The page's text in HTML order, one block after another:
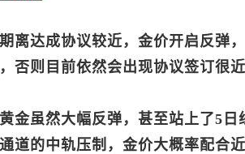
离达成协议较近，金价开启反弹
否则目前依然会出现协议签订很
金虽然大幅反弹，甚至站上了5
道的中轨压制，金价大概率配合